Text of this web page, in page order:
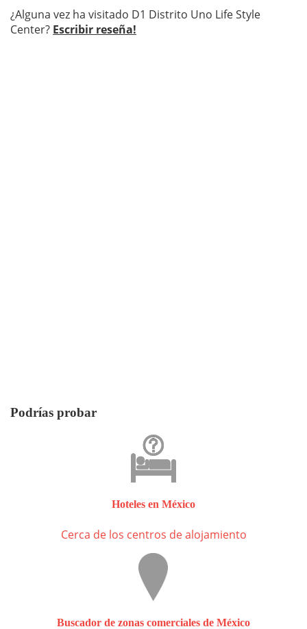
¿Alguna vez ha visitado D1 Distrito Uno Life Style
Center? Escribir reseña!
Podrías probar
Hoteles en México
Cerca de los centros de alojamiento
Buscador de zonas comerciales de México